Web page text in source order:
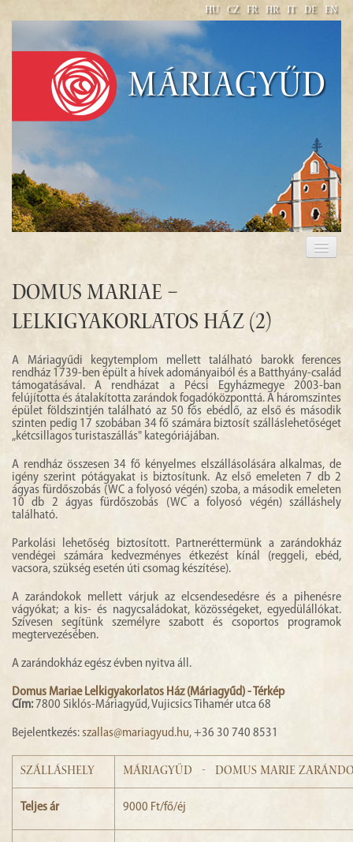
HU CZ FR HR IT DE EN
Máriagyűd
PILGRIMAGE 2017
Domus Mariae –
lelkigyakorlatos ház (2)
A Máriagyűdi kegytemplom mellett található barokk ferences
rendház 1739-ben épült a hívek adományaiból és a Batthyány-család
támogatásával. A rendházat a Pécsi Egyházmegye 2003-ban
felújította és átalakította zarándok fogadóközponttá. A háromszintes
épület földszintjén található az 50 fős ebédlő, az első és második
szinten pedig 17 szobában 34 fő számára biztosít szálláslehetőséget
„kétcsillagos turistaszállás" kategóriájában.
A rendház összesen 34 fő kényelmes elszállásolására alkalmas, de
igény szerint pótágyakat is biztosítunk. Az első emeleten 7 db 2
ágyas fürdőszobás (WC a folyosó végén) szoba, a második emeleten
10 db 2 ágyas fürdőszobás (WC a folyosó végén) szálláshely
található.
Parkolási lehetőség biztosított. Partneréttermünk a zarándokház
vendégei számára kedvezményes étkezést kínál (reggeli, ebéd,
vacsora, szükség esetén úti csomag készítése).
A zarándokok mellett várjuk az elcsendesedésre és a pihenésre
vágyókat; a kis- és nagycsaládokat, közösségeket, egyedülállókat.
Szívesen segítünk személyre szabott és csoportos programok
megtervezésében.
A zarándokház egész évben nyitva áll.
Domus Mariae Lelkigyakorlatos Ház (Máriagyűd) - Térkép
Cím:7800 Siklós-Máriagyűd, Vujicsics Tihamér utca 68
Bejelentkezés:szallas@mariagyud.hu,+36 30 740 8531
SZÁLLÁSHELY MÁRIAGYŰD - DOMUS MARIE
Teljes ár 9000 Ft/fő/éj